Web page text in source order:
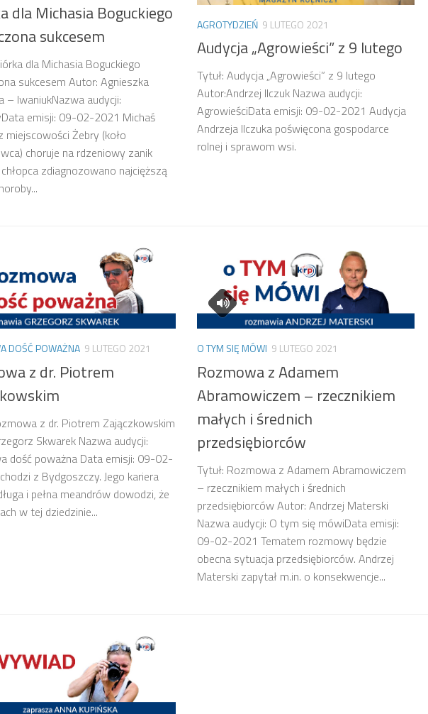
dla Michasia Boguckiego
sukcesem
dla Michasia Boguckiego
sukcesem Autor: Agnieszka
– IwaniukNazwa audycji:
emisji: 09-02-2021 Michaś
miejscowości Żebry (koło
choruje na rdzeniowy zanik
zdiagnozowano najcięższą
AGROTYDZIEŃ 9 LUTEGO 2021
Audycja „Agrowieści” z 9 lutego
Tytuł: Audycja „Agrowieści” z 9 lutego
Autor:Andrzej Ilczuk Nazwa audycji:
AgrowieściData emisji: 09-02-2021 Audycja
Andrzeja Ilczuka poświęcona gospodarce
rolnej i sprawom wsi.
DOŚĆ POWAŻNA 9 LUTEGO 2021
z dr. Piotrem
z dr. Piotrem Zajączkowskim
Skwarek Nazwa audycji:
dość poważna Data emisji: 09-02-
z Bydgoszczy. Jego kariera
i pełna meandrów dowodzi, że
w tej dziedzinie...
O TYM SIĘ MÓWI 9 LUTEGO 2021
Rozmowa z Adamem
Abramowiczem – rzecznikiem
małych i średnich
przedsiębiorców
Tytuł: Rozmowa z Adamem Abramowiczem
– rzecznikiem małych i średnich
przedsiębiorców Autor: Andrzej Materski
Nazwa audycji: O tym się mówiData emisji:
09-02-2021 Tematem rozmowy będzie
obecna sytuacja przedsiębiorców. Andrzej
Materski zapytał m.in. o konsekwencje...